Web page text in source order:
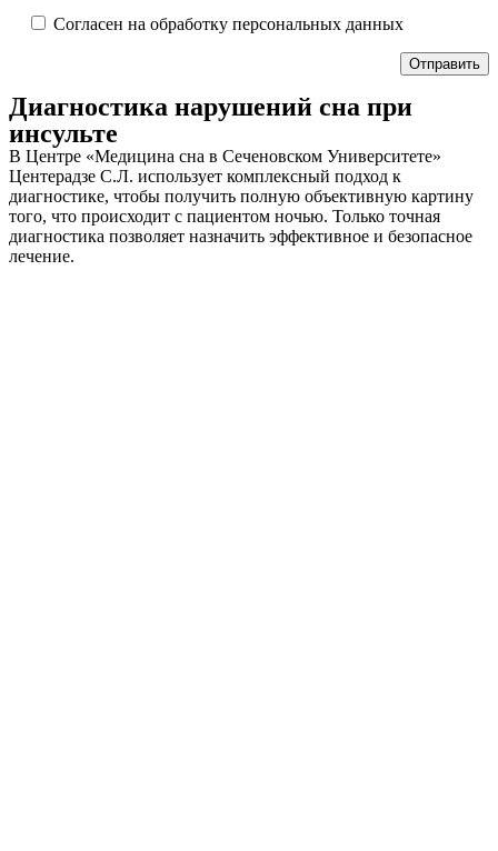
Согласен на обработку персональных данных
Диагностика нарушений сна при
инсульте
В Центре «Медицина сна в Сеченовском Университете»
Центерадзе С.Л. использует комплексный подход к
диагностике, чтобы получить полную объективную картину
того, что происходит с пациентом ночью. Только точная
диагностика позволяет назначить эффективное и безопасное
лечение.